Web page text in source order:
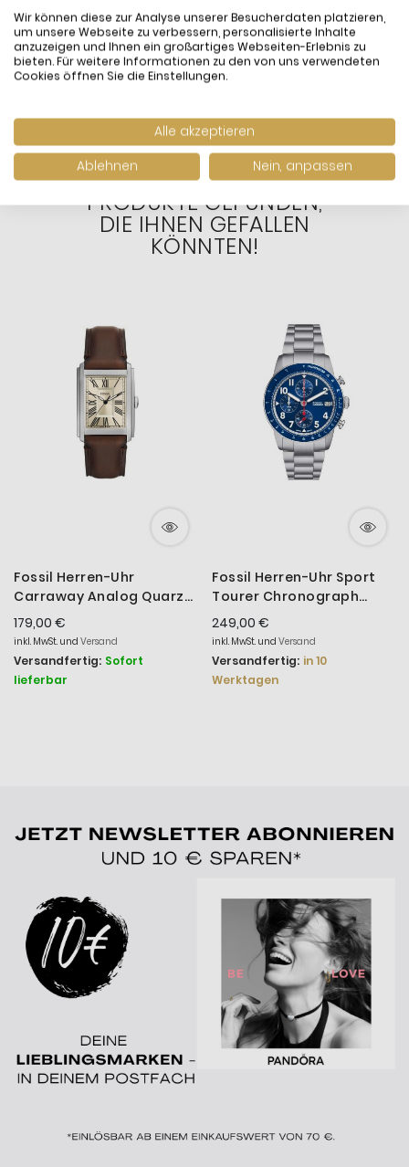
Leder Schwarz
JF04989040
75,00 €
inkl. MwSt. undVersand
Versandfertig: Sofort
Edelstahl JF04985040
69,00 €
inkl. MwSt. undVersand
Versandfertig:
WIR HABEN ANDERE
PRODUKTE GEFUNDEN,
DIE IHNEN GEFALLEN
KÖNNTEN!
Fossil Herren-Uhr
Carraway Analog Quarz
Braun Leder-Band FS6012
179,00 €
inkl. MwSt. und Versand
Versandfertig: Sofort
lieferbar
Fossil Herren-Uhr Sport
Tourer Chronograph
Quarz Edelstahl-Band
FS6047
249,00 €
inkl. MwSt. und Versand
Versandfertig: in 10
Werktagen
Wir können diese zur Analyse unserer Besucherdaten platzieren,
um unsere Webseite zu verbessern, personalisierte Inhalte
anzuzeigen und Ihnen ein großartiges Webseiten-Erlebnis zu
bieten. Für weitere Informationen zu den von uns verwendeten
Cookies öffnen Sie die Einstellungen.
Alle akzeptieren
Ablehnen
Nein, anpassen